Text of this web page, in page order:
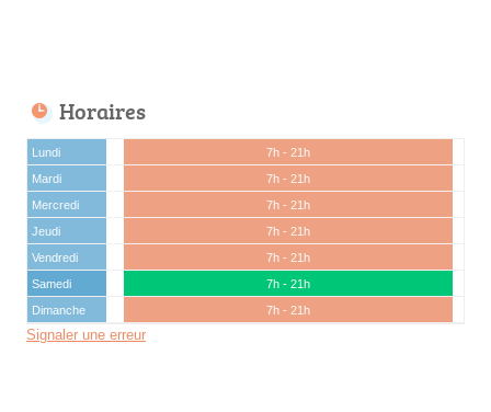
Horaires
Lundi
7h - 21h
Mardi
7h - 21h
Mercredi
7h - 21h
Jeudi
7h - 21h
Vendredi
7h - 21h
Samedi
7h - 21h
Dimanche
7h - 21h
Signaler une erreur